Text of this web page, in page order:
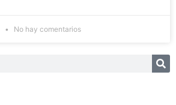
No hay comentarios